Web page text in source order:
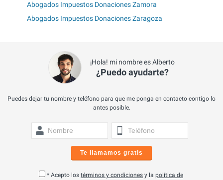
Abogados Impuestos Donaciones Zamora
Abogados Impuestos Donaciones Zaragoza
¡Hola! mi nombre es Alberto
¿Puedo ayudarte?
Puedes dejar tu nombre y teléfono para que me ponga en contacto contigo lo
antes posible.
Te llamamos gratis
* Acepto los términos y condiciones y la política de